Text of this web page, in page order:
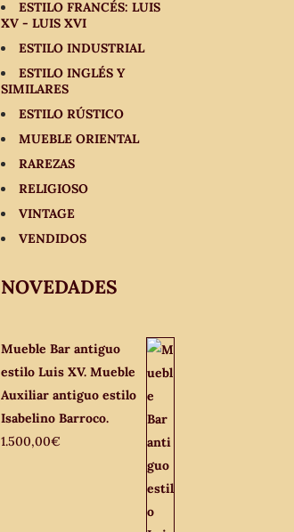
ESTILO FRANCÉS: LUIS
XV - LUIS XVI
ESTILO INDUSTRIAL
ESTILO INGLÉS Y
SIMILARES
ESTILO RÚSTICO
MUEBLE ORIENTAL
RAREZAS
RELIGIOSO
VINTAGE
VENDIDOS
NOVEDADES
Mueble Bar antiguo
estilo Luis XV. Mueble
Auxiliar antiguo estilo
Isabelino Barroco.
1.500,00€